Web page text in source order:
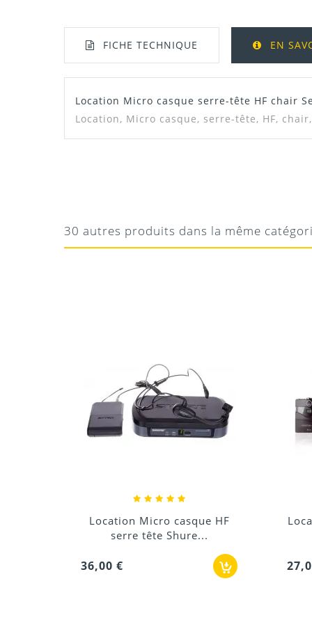
FICHE TECHNIQUE EN
Manuel / Notice
Location Micro casque serre-tête HF chair
Location, Micro casque, serre-tête, HF,
30 autres produits dans la même
Location Emetteur récepteur
sans fil HF...
27,00 €